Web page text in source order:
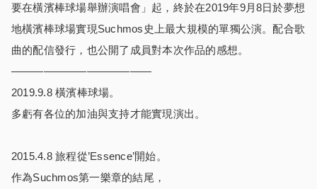
要在橫濱棒球場舉辦演唱會」起，終於在2019年9月8日於夢想
地橫濱棒球場實現Suchmos史上最大規模的單獨公演。配合歌
曲的配信發行，也公開了成員對本次作品的感想。
—————————————
2019.9.8 橫濱棒球場。
多虧有各位的加油與支持才能實現演出。
2015.4.8 旅程從’Essence’開始。
作為Suchmos第一樂章的結尾，